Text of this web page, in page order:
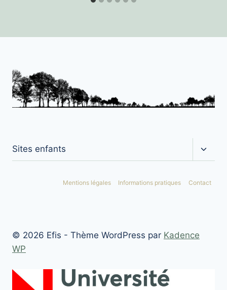
Sites enfants
le
enfant
Mentions légales Informations pratiques Contact
© 2026 Efis - Thème WordPress par Kadence
WP